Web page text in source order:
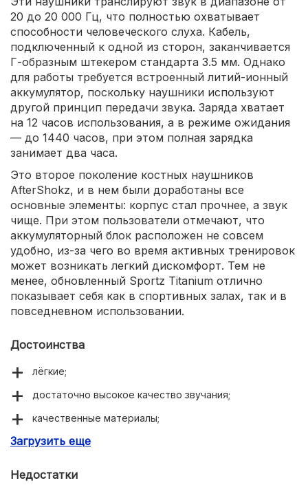
20 до 20 000 Гц, что полностью охватывает
способности человеческого слуха. Кабель,
подключенный к одной из сторон, заканчивается
Г-образным штекером стандарта 3.5 мм. Однако
для работы требуется встроенный литий-ионный
аккумулятор, поскольку наушники используют
другой принцип передачи звука. Заряда хватает
на 12 часов использования, а в режиме ожидания
— до 1440 часов, при этом полная зарядка
занимает два часа.
Это второе поколение костных наушников
AfterShokz, и в нем были доработаны все
основные элементы: корпус стал прочнее, а звук
чище. При этом пользователи отмечают, что
аккумуляторный блок расположен не совсем
удобно, из-за чего во время активных тренировок
может возникать легкий дискомфорт. Тем не
менее, обновленный Sportz Titanium отлично
показывает себя как в спортивных залах, так и в
повседневном использовании.
Достоинства
лёгкие;
достаточно высокое качество звучания;
качественные материалы;
удобная посадка;
Загрузить еще
Недостатки